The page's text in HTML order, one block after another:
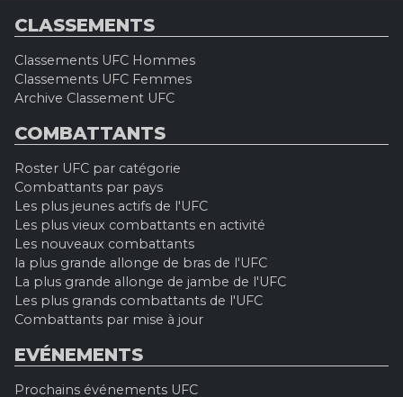
CLASSEMENTS
Classements UFC Hommes
Classements UFC Femmes
Archive Classement UFC
COMBATTANTS
Roster UFC par catégorie
Combattants par pays
Les plus jeunes actifs de l'UFC
Les plus vieux combattants en activité
Les nouveaux combattants
la plus grande allonge de bras de l'UFC
La plus grande allonge de jambe de l'UFC
Les plus grands combattants de l'UFC
Combattants par mise à jour
EVÉNEMENTS
Prochains événements UFC